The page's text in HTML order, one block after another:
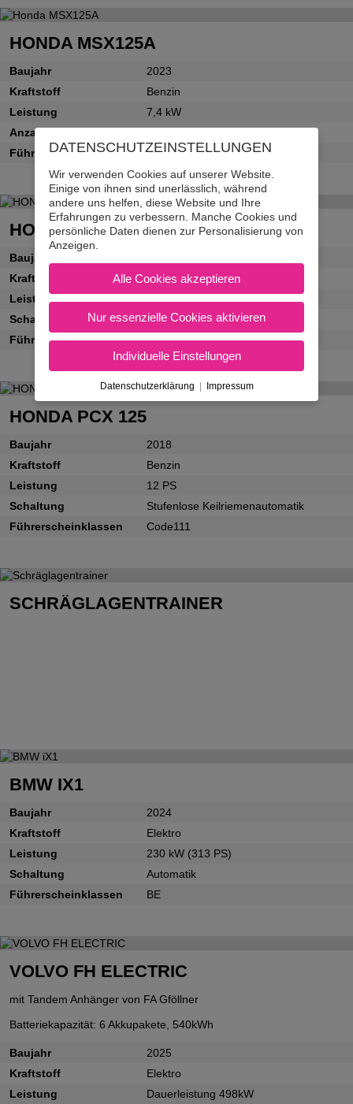
HONDA MSX125A
Baujahr
2023
Kraftstoff
Benzin
Leistung
7,4 kW
Anzahl
Führerscheinklassen
A1
HONDA CMX500A
Baujahr
Kraftstoff
Benzin
Leistung
Schaltung
6-Gang Schaltgetriebe
Führerscheinklassen
A2
HONDA PCX 125
Baujahr
2018
Kraftstoff
Benzin
Leistung
12 PS
Schaltung
Stufenlose Keilriemenautomatik
Führerscheinklassen
Code111
SCHRÄGLAGENTRAINER
BMW IX1
Baujahr
2024
Kraftstoff
Elektro
Leistung
230 kW (313 PS)
Schaltung
Automatik
Führerscheinklassen
BE
VOLVO FH ELECTRIC
mit Tandem Anhänger von FA Gföllner
Batteriekapazität: 6 Akkupakete, 540kWh
Baujahr
2025
Kraftstoff
Elektro
Leistung
Dauerleistung 498kW
DATENSCHUTZ­EINSTELLUNGEN
Wir verwenden Cookies auf unserer Website.
Einige von ihnen sind unerlässlich, während
andere uns helfen, diese Website und Ihre
Erfahrungen zu verbessern. Manche Cookies und
persönliche Daten dienen zur Personalisierung von
Anzeigen.
Alle Cookies akzeptieren
Nur essenzielle Cookies aktivieren
Individuelle Einstellungen
Datenschutzerklärung Impressum